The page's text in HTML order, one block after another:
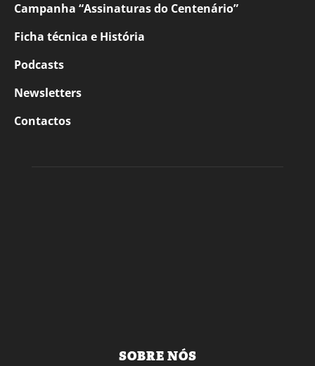
Campanha “Assinaturas do Centenário”
Ficha técnica e História
Podcasts
Newsletters
Contactos
SOBRE NÓS